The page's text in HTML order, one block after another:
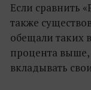
Если сравнить
также
обещали таких
процента
вкладывать